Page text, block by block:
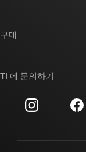
투자 관계
제조
대체품 검색
고객 지원 센터
구매
주문 FAQ
TI 에 문의하기